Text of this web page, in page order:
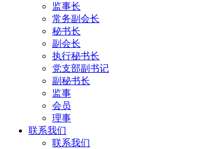
监事长
常务副会长
秘书长
副会长
执行秘书长
党支部副书记
副秘书长
监事
会员
理事
联系我们
联系我们